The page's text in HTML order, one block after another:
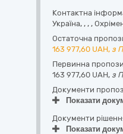
Контактна
Україна, , , ,
Остаточна
163 977,60 UAH, з
Первинна
163 977,60 UAH, з
Документи
Показати
Документи
Показати